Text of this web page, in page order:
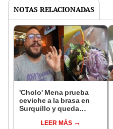
NOTAS RELACIONADAS
'Cholo' Mena prueba
ceviche a la brasa en
Surquillo y queda
LEER MÁS